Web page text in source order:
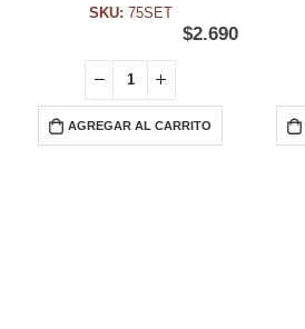
SKU: 75SET
$2.690
AGREGAR AL CARRITO